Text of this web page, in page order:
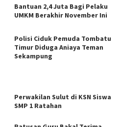
Bantuan 2,4 Juta Bagi Pelaku
UMKM Berakhir November Ini
Polisi Ciduk Pemuda Tombatu
Timur Diduga Aniaya Teman
Sekampung
Perwakilan Sulut di KSN Siswa
SMP 1 Ratahan